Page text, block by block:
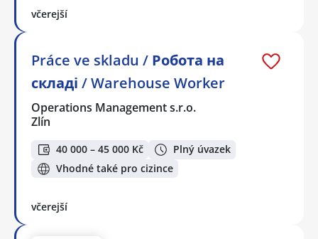
včerejší
Práce ve skladu / Робота на
складі / Warehouse Worker
Operations Management s.r.o.
Zlín
40 000 – 45 000 Kč
Plný úvazek
Vhodné také pro cizince
včerejší